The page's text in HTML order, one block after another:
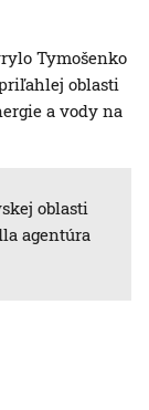
Tymošenko
oblasti
a vody na
oblasti
agentúra